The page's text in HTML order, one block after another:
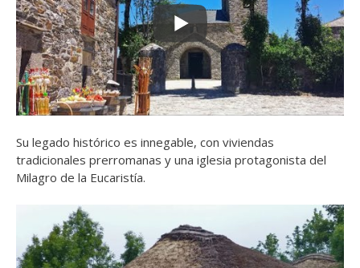
Su legado histórico es innegable, con viviendas
tradicionales prerromanas y una iglesia protagonista del
Milagro de la Eucaristía.